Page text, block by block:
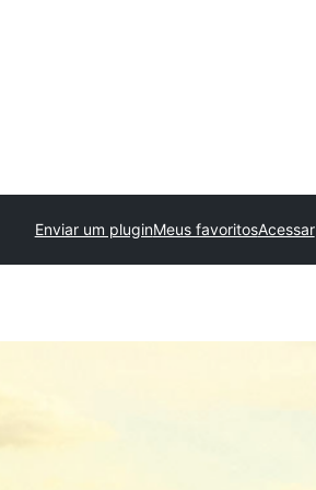
Enviar um pluginMeus favoritosAcessar